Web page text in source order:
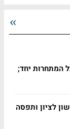
המתחרות יחד;
לציון ותפסה